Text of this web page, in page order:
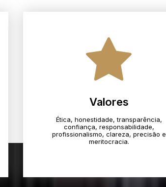
Valores
Ética, honestidade, transparência,
confiança, responsabilidade,
profissionalismo, clareza, precisão e
meritocracia.​